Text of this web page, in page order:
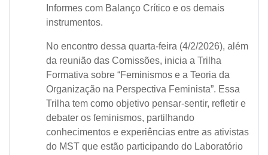
Informes com Balanço Crítico e os demais
instrumentos.
No encontro dessa quarta-feira (4/2/2026), além
da reunião das Comissões, inicia a Trilha
Formativa sobre “Feminismos e a Teoria da
Organização na Perspectiva Feminista”. Essa
Trilha tem como objetivo pensar-sentir, refletir e
debater os feminismos, partilhando
conhecimentos e experiências entre as ativistas
do MST que estão participando do Laboratório